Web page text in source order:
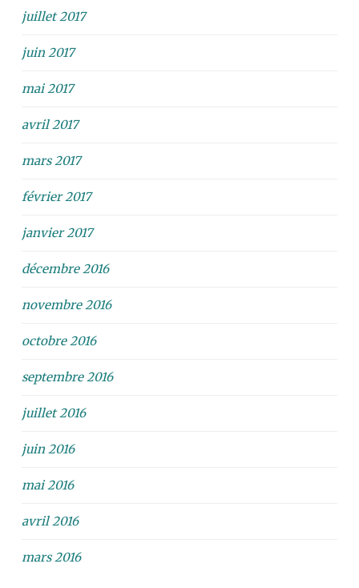
juillet 2017
juin 2017
mai 2017
avril 2017
mars 2017
février 2017
janvier 2017
décembre 2016
novembre 2016
octobre 2016
septembre 2016
juillet 2016
juin 2016
mai 2016
avril 2016
mars 2016